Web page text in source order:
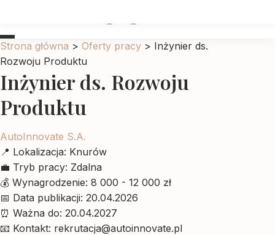
Strona główna > Oferty pracy > Inżynier ds.
Rozwoju Produktu
Inżynier ds. Rozwoju
Produktu
AutoInnovate S.A.
📍 Lokalizacja: Knurów
💼 Tryb pracy: Zdalna
💰 Wynagrodzenie: 8 000 - 12 000 zł
📅 Data publikacji: 20.04.2026
⏰ Ważna do: 20.04.2027
📧 Kontakt: rekrutacja@autoinnovate.pl